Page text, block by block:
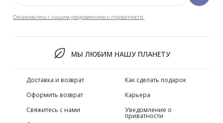
Ознакомьтесь с нашим уведомлением о приватности.
МЫ ЛЮБИМ НАШУ ПЛАНЕТУ
Доставка и возврат
Оформить возврат
Свяжитесь с нами
Как сделать подарок
Карьера
Уведомление о
приватности